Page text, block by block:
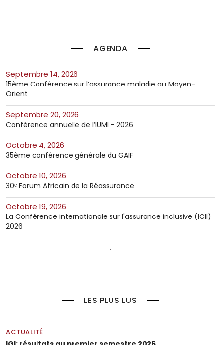
AGENDA
septembre 14, 2026
15ème Conférence sur l’assurance maladie au Moyen-
Orient
septembre 20, 2026
Conférence annuelle de l’IUMI - 2026
octobre 4, 2026
35ème conférence générale du GAIF
octobre 10, 2026
30ᵉ Forum Africain de la Réassurance
octobre 19, 2026
La Conférence internationale sur l'assurance inclusive (ICII)
2026
LES PLUS LUS
ACTUALITÉ